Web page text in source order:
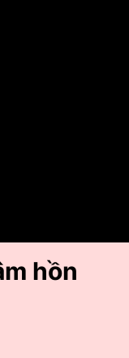
hồn